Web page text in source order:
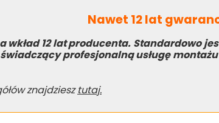
Nawet 12 lat
wkład 12 lat producenta. Standardowo
świadczący profesjonalną usługę
znajdziesztutaj.